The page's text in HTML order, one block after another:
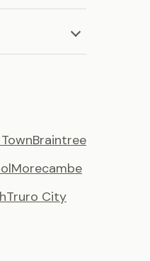
Braintree
Morecambe
Truro City